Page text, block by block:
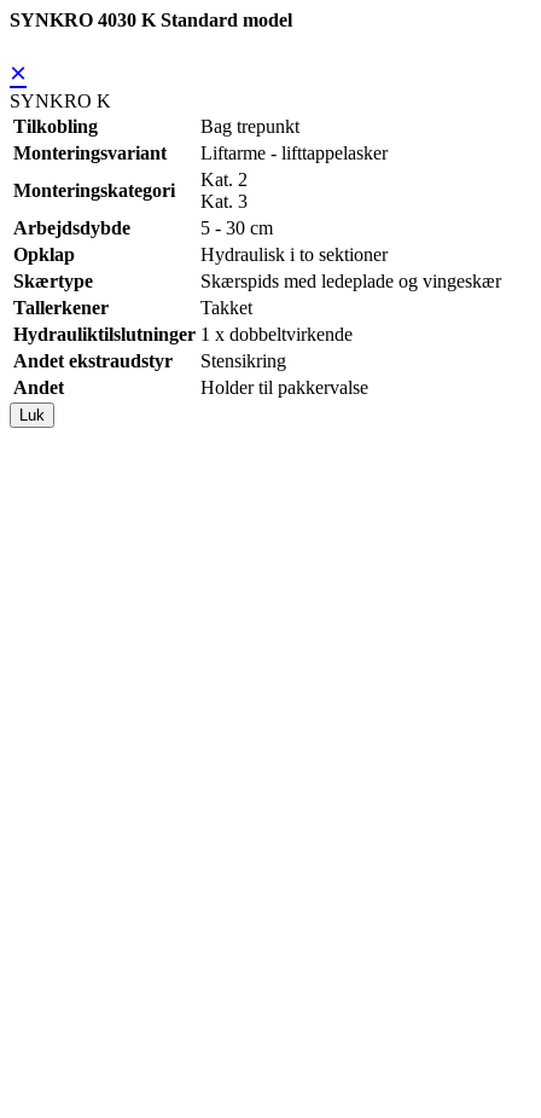
SYNKRO 4030 K Standard model
×
SYNKRO K
Tilkobling
Bag trepunkt
Monteringsvariant
Liftarme - lifttappelasker
Monteringskategori
Kat. 2
Kat. 3
Arbejdsdybde
5 - 30 cm
Opklap
Hydraulisk i to sektioner
Skærtype
Skærspids med ledeplade og vingeskær
Tallerkener
Takket
Hydrauliktilslutninger 1 x dobbeltvirkende
Andet ekstraudstyr
Stensikring
Andet
Holder til pakkervalse
Luk